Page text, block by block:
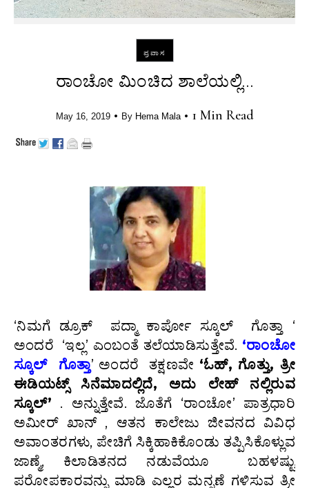
ಪ್ರವಾಸ
ರಾಂಚೋ ಮಿಂಚಿದ ಶಾಲೆಯಲ್ಲಿ…
May 16, 2019 • By Hema Mala • 1 Min Read
‘ನಿಮಗೆ ಡ್ರೂಕ್‌ ಪದ್ಮಾ ಕಾರ್ಪೋ ಸ್ಕೂಲ್‌ ಗೊತ್ತಾ ‘
ಅಂದರೆ ‘ಇಲ್ಲ’ ಎಂಬಂತೆ ತಲೆಯಾಡಿಸುತ್ತೇವೆ. ‘ರಾಂಚೋ
ಸ್ಕೂಲ್ ಗೊತ್ತಾ’ ಅಂದರೆ ತಕ್ಷಣವೇ ‘ಓಹ್, ಗೊತ್ತು, ತ್ರೀ
ಈಡಿಯಟ್ಸ್ ಸಿನೆಮಾದಲ್ಲಿದೆ, ಅದು ಲೇಹ್ ನಲ್ಲಿರುವ
ಸ್ಕೂಲ್’ . ಅನ್ನುತ್ತೇವೆ. ಜೊತೆಗೆ ‘ರಾಂಚೋ’ ಪಾತ್ರಧಾರಿ
ಅಮೀರ್ ಖಾನ್ , ಆತನ ಕಾಲೇಜು ಜೀವನದ ವಿವಿಧ
ಅವಾಂತರಗಳು, ಪೇಚಿಗೆ ಸಿಕ್ಕಿಹಾಕಿಕೊಂಡು ತಪ್ಪಿಸಿಕೊಳ್ಲುವ
ಜಾಣ್ಮೆ, ಕಿಲಾಡಿತನದ ನಡುವೆಯೂ ಬಹಳಷ್ಟು
ಪರೋಪಕಾರವನ್ನು ಮಾಡಿ ಎಲ್ಲರ ಮನ್ನಣೆ ಗಳಿಸುವ ತ್ರೀ